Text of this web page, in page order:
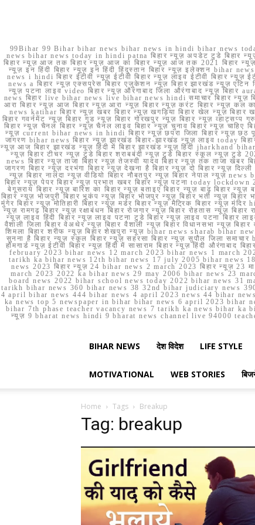
99Bihar 99 Bihar bihar news bihar news in hindi bihar news
news bihar news today in hindi patna बिहार न्यूज़ अपडेट टुडे बिहार
बिहार न्यूज़ आज तक बिहार न्यूज़ आज का बिहार न्यूज़ आज तक 2021 बिहार न्यूज़
न्यूज़ इन हिंदी बिहार न्यूज़ इन हिंदी हिंदुस्तान बिहार न्यूज़ इलेक्शन bihar
news i hindi बिहार ईटीवी न्यूज़ ईटीवी बिहार न्यूज़ लाइव ईटीवी बिहार न्यूज़
news a बिहार न्यूज़ एक्सप्रेस बिहार एजुकेशन न्यूज़ बिहार झारखंड न्यूज़ एटिन
न्यूज़ पटना लाइव video बिहार न्यूज़ औरंगाबाद जिला औरंगाबाद न्यूज़
news बिहार live bihar news live bihar news hindi समाचार बिहार
आरा बिहार न्यूज़ आज बिहार न्यूज़ आरा न्यूज़ बिहार न्यूज़ करंट बिहार न्यूज़ कल
news katihar बिहार न्यूज़ खबर बिहार न्यूज़ खगड़िया बिहार खेल न्यूज़ बिहार
बिहार गवर्नमेंट न्यूज़ बिहार गुड न्यूज़ बिहार गोरखपुर न्यूज़ बिहार न्यूज़
बिहार न्यूज़ चैनल बिहार न्यूज़ चैनल लाइव बिहार न्यूज़ चुनाव बिहार न्यूज़ चाहिए
न्यूज़ current bihar news in hindi बिहार न्यूज़ छपरा जिला बिहार न्यूज़ छठ
जागरण bihar news बिहार न्यूज़ झारखंड बिहार-झारखंड न्यूज़ लाइव today
न्यूज़ आज बिहार झारखंड न्यूज़ हिंदी में बिहार झारखंड न्यूज़ हिंदी jharkhand
न्यूज़ बिहार टीचर न्यूज़ टुडे बिहार शराबबंदी न्यूज़ टुडे बिहार स्कूल न्यूज़
news बिहार न्यूज़ ताजा बिहार न्यूज़ तेजस्वी यादव बिहार न्यूज़ तक ताजा खबर
जागरण बिहार न्यूज़ दरभंगा बिहार न्यूज़ देखना है बिहार न्यूज़ दो बिहार न्यूज़ दिल्ली
न्यूज़ बिहार नालंदा न्यूज़ वीडियो बिहार नौबतपुर न्यूज़ बिहार नेपाल न्यूज़
बिहार न्यूज़ पेपर बिहार न्यूज़ प्रभात खबर बिहार न्यूज़ पटना today
बेगूसराय बिहार न्यूज़ बारिश का बिहार न्यूज़ बताइए बिहार न्यूज़ बाढ़ बिहार
बिहार न्यूज़ भोजपुरी बिहार भूकंप न्यूज़ बिहार भोजपुर न्यूज़ बिहार भर्ती न्यूज़
मुंगेर बिहार न्यूज़ मोतिहारी बिहार न्यूज़ मर्डर बिहार न्यूज़ मैट्रिक बिहार न्यूज़
न्यूज़ रामगढ़ बिहार न्यूज़ रक्षाबंधन बिहार रोजगार न्यूज़ बिहार रोहतास न्यूज़
न्यूज़ लाइव हिंदी बिहार न्यूज़ लाइव पटना टुडे बिहार न्यूज़ लाइव पटना
वैशाली जिला बिहार वेअथेर न्यूज़ बिहार वैशाली न्यूज़ बिहार विधानसभा न्यूज़
शिमला बिहार शरीफ न्यूज़ बिहार शेखपुरा न्यूज़ bihar news sharab bihar news
सुनना है बिहार न्यूज़ स्कूल बिहार न्यूज़ सहरसा बिहार न्यूज़ सुपौल जिला समाचार
होमगार्ड न्यूज़ ईटीवी बिहार न्यूज़ हिंदी में सासाराम बिहार न्यूज़ हिंदी
february 2023 bihar news 12 march 2023 bihar news 1 march
tarikh ka bihar news 12th bihar news 17 july 2005 bihar news
news 2023 बिहार न्यूज़ 24 bihar news 2 march 2023 बिहार न्यूज़
march 2023 2022 ka bihar news 29 may 2006 bihar news 23
board news 2022 bihar school news today 2022 bihar news 31
tarikh bihar news 360 bihar news 38 32nd bihar judiciary news
4 april bihar news 444 bihar news 4 april 2023 news 44 bihar
ka news top 5 newspaper in bihar bihar news 6 april 2023 bihar
bihar 7th phase teacher vacancy news 7 tarikh ka news bihar ka
न्यूज़ 9 bharat news hindi 9 bharat news channel live 94000
BIHAR NEWS देश विदेश LIFE STYLE
MOTIVATIONAL WEB STORIES
Home Tags Breakup
Tag: breakup